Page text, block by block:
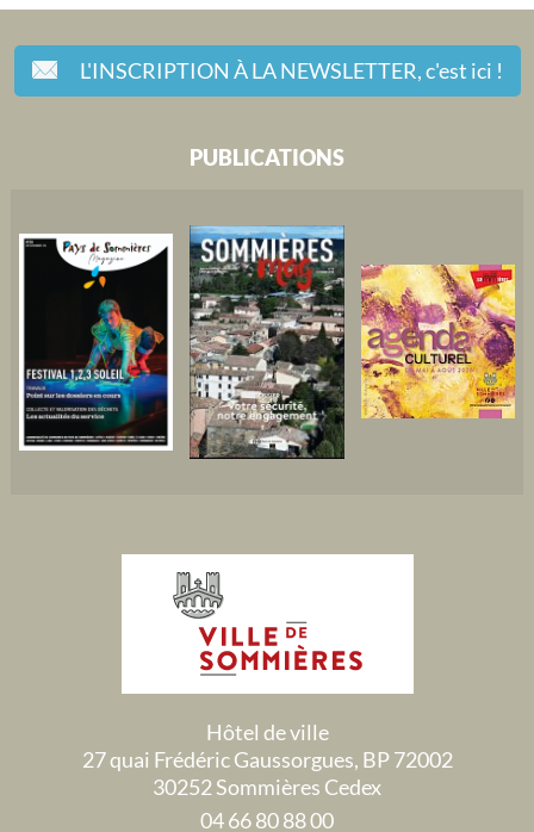
L'INSCRIPTION À LA NEWSLETTER,c'est ici !
PUBLICATIONS
Hôtel de ville
27 quai Frédéric Gaussorgues, BP 72002
30252 Sommières Cedex
04 66 80 88 00